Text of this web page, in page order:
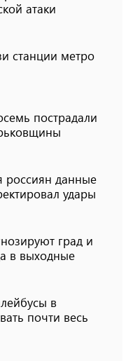
атаки
станции метро
пострадали
россиян данные
удары
град и
в выходные
в
почти весь